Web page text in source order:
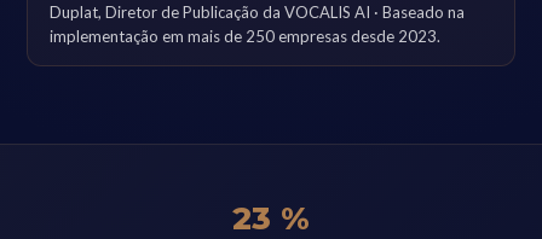
Duplat, Diretor de Publicação da VOCALIS AI · Baseado na
implementação em mais de 250 empresas desde 2023.
23 %